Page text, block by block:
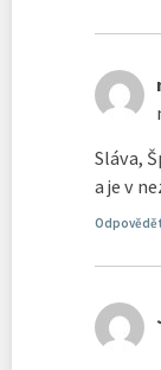
Sláva,
a je v
Odpovědět